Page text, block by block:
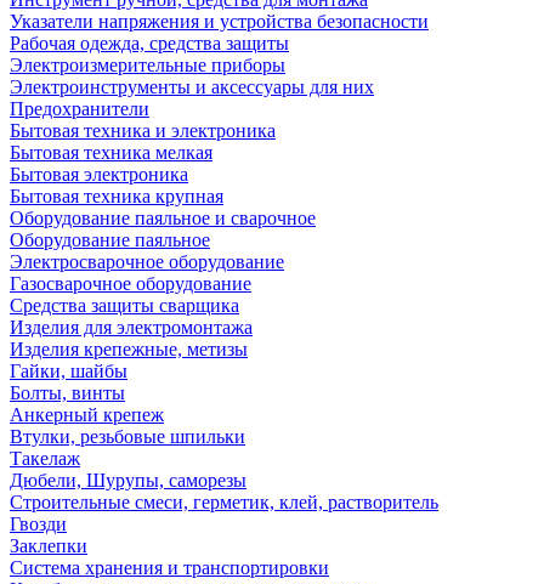
Указатели напряжения и устройства безопасности
Рабочая одежда, средства защиты
Электроизмерительные приборы
Электроинструменты и аксессуары для них
Предохранители
Бытовая техника и электроника
Бытовая техника мелкая
Бытовая электроника
Бытовая техника крупная
Оборудование паяльное и сварочное
Оборудование паяльное
Электросварочное оборудование
Газосварочное оборудование
Средства защиты сварщика
Изделия для электромонтажа
Изделия крепежные, метизы
Гайки, шайбы
Болты, винты
Анкерный крепеж
Втулки, резьбовые шпильки
Такелаж
Дюбели, Шурупы, саморезы
Строительные смеси, герметик, клей, растворитель
Гвозди
Заклепки
Система хранения и транспортировки